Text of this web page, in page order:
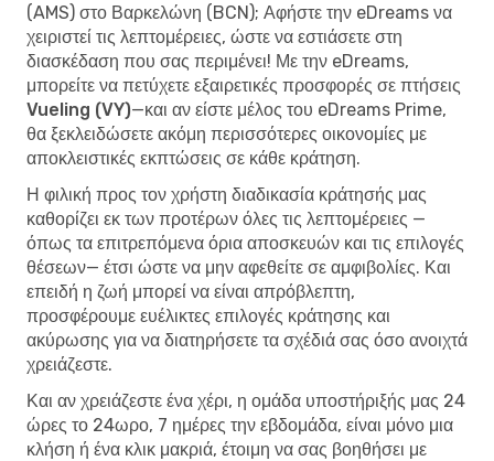
(AMS) στο Βαρκελώνη (BCN); Αφήστε την eDreams να
χειριστεί τις λεπτομέρειες, ώστε να εστιάσετε στη
διασκέδαση που σας περιμένει! Με την eDreams,
μπορείτε να πετύχετε εξαιρετικές προσφορές σε πτήσεις
Vueling (VY)—και αν είστε μέλος του eDreams Prime,
θα ξεκλειδώσετε ακόμη περισσότερες οικονομίες με
αποκλειστικές εκπτώσεις σε κάθε κράτηση.
Η φιλική προς τον χρήστη διαδικασία κράτησής μας
καθορίζει εκ των προτέρων όλες τις λεπτομέρειες —
όπως τα επιτρεπόμενα όρια αποσκευών και τις επιλογές
θέσεων— έτσι ώστε να μην αφεθείτε σε αμφιβολίες. Και
επειδή η ζωή μπορεί να είναι απρόβλεπτη,
προσφέρουμε ευέλικτες επιλογές κράτησης και
ακύρωσης για να διατηρήσετε τα σχέδιά σας όσο ανοιχτά
χρειάζεστε.
Και αν χρειάζεστε ένα χέρι, η ομάδα υποστήριξής μας 24
ώρες το 24ωρο, 7 ημέρες την εβδομάδα, είναι μόνο μια
κλήση ή ένα κλικ μακριά, έτοιμη να σας βοηθήσει με